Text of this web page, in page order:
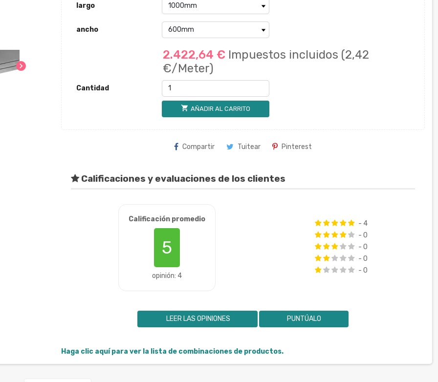
chevron_right
largo
ancho
2.422,64 € Impuestos incluidos (2,42
€/Meter)
Cantidad
shopping_cart AÑADIR AL CARRITO
Compartir Tuitear Pinterest
Calificaciones y evaluaciones de los clientes
Calificación promedio
5
opinión: 4
- 4
- 0
- 0
- 0
- 0
LEER LAS OPINIONES PUNTÚALO
Haga clic aquí para ver la lista de combinaciones de productos.